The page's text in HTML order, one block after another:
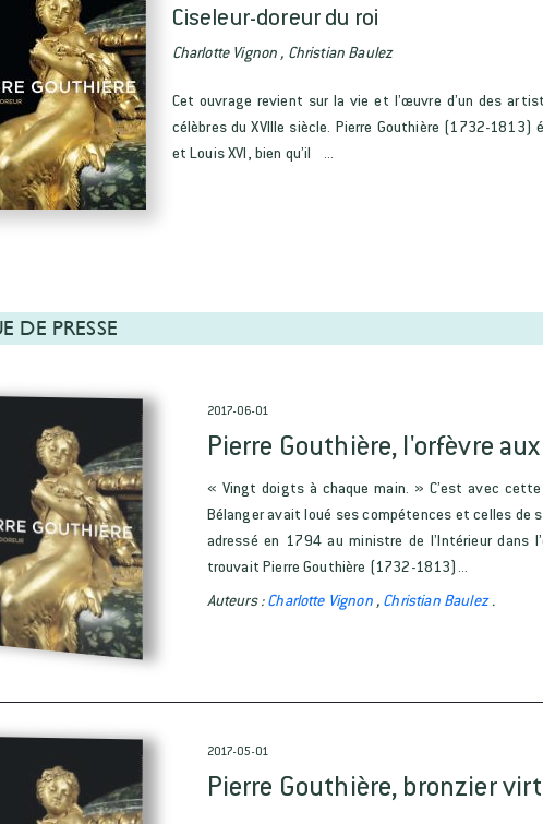
Ciseleur-doreur du roi
Charlotte Vignon , Christian Baulez
Cet ouvrage revient sur la vie et l’œuvre d’un des
célèbres du XVIIIe siècle. Pierre Gouthière (1732-
et Louis XVI, bien qu’il ...
DE PRESSE
2017-06-01
Pierre Gouthière, l'orfèvre
« Vingt doigts à chaque main. » C’est avec cette
Bélanger avait loué ses compétences et celles de
adressé en 1794 au ministre de l’Intérieur dans
trouvait Pierre Gouthière (1732-1813)...
Auteurs :Charlotte Vignon , Christian Baulez.
2017-05-01
Pierre Gouthière, bronzier